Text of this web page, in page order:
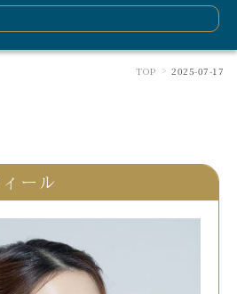
TOP > 2025-07-17
ール